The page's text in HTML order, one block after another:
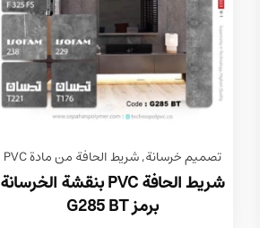
تصميم خرسانة,شريط الحافة من مادة PVC
شريط الحافة PVC بنقشة الخرسانة
برمز G285 BT